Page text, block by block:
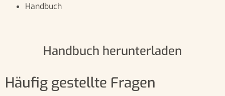
Handbuch
Handbuch herunterladen
Häufig gestellte Fragen